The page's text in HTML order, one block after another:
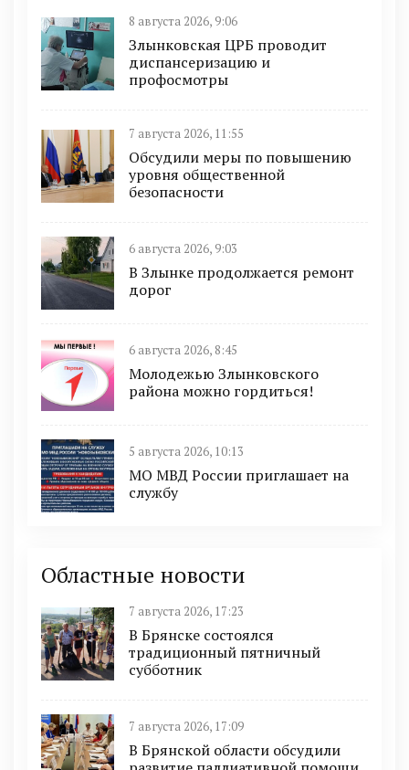
8 августа 2026, 9:06
Злынковская ЦРБ проводит
диспансеризацию и
профосмотры
7 августа 2026, 11:55
Обсудили меры по повышению
уровня общественной
безопасности
6 августа 2026, 9:03
В Злынке продолжается ремонт
дорог
6 августа 2026, 8:45
Молодежью Злынковского
района можно гордиться!
5 августа 2026, 10:13
МО МВД России приглашает на
службу
Областные новости
7 августа 2026, 17:23
В Брянске состоялся
традиционный пятничный
субботник
7 августа 2026, 17:09
В Брянской области обсудили